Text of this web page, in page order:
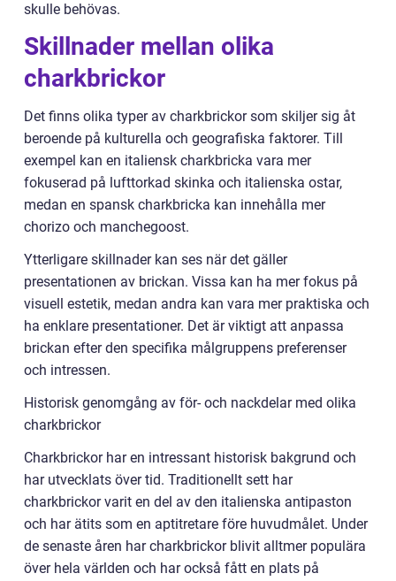
skulle behövas.
Skillnader mellan olika
charkbrickor
Det finns olika typer av charkbrickor som skiljer sig åt
beroende på kulturella och geografiska faktorer. Till
exempel kan en italiensk charkbricka vara mer
fokuserad på lufttorkad skinka och italienska ostar,
medan en spansk charkbricka kan innehålla mer
chorizo och manchegoost.
Ytterligare skillnader kan ses när det gäller
presentationen av brickan. Vissa kan ha mer fokus på
visuell estetik, medan andra kan vara mer praktiska och
ha enklare presentationer. Det är viktigt att anpassa
brickan efter den specifika målgruppens preferenser
och intressen.
Historisk genomgång av för- och nackdelar med olika
charkbrickor
Charkbrickor har en intressant historisk bakgrund och
har utvecklats över tid. Traditionellt sett har
charkbrickor varit en del av den italienska antipaston
och har ätits som en aptitretare före huvudmålet. Under
de senaste åren har charkbrickor blivit alltmer populära
över hela världen och har också fått en plats på